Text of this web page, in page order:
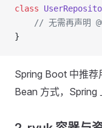
class
// 无需再声明
}
Spring Boot 中推荐
Bean 方式，Spring